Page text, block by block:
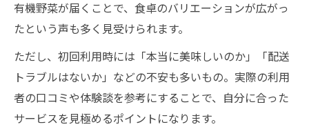
視
は
大阪府の利用者が注目する安全ポイント
有機野菜宅配の基準と信頼できる見極め方
有機野菜が届くことで、食卓のバリエーションが広がっ
たという声も多く見受けられます。
ただし、初回利用時には「本当に美味しいのか」「配送
トラブルはないか」などの不安も多いもの。実際の利用
者の口コミや体験談を参考にすることで、自分に合った
サービスを見極めるポイントになります。